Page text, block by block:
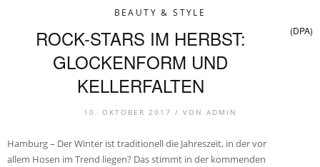
BEAUTY & STYLE
ROCK-STARS IM HERBST:
GLOCKENFORM UND
KELLERFALTEN
(DPA)
10. OKTOBER 2017 / VON ADMIN
Hamburg – Der Winter ist traditionell die Jahreszeit, in der vor
allem Hosen im Trend liegen? Das stimmt in der kommenden